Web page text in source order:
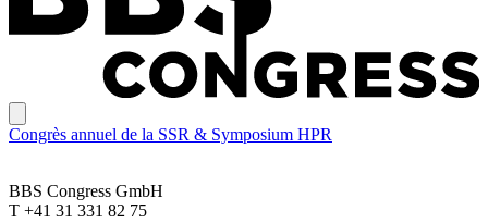
Congrès annuel de la SSR & Symposium HPR
BBS Congress GmbH
T +41 31 331 82 75